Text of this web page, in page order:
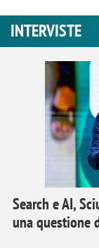
INTERVISTE
Search e AI,
una questione